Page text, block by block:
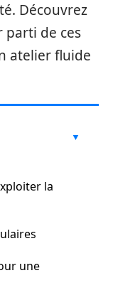
Découvrez
parti de ces
atelier fluide
la
une